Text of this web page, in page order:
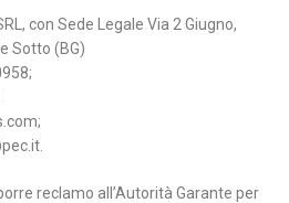
con Sede Legale Via 2 Giugno,
Sotto (BG)
;
reclamo all’Autorità Garante per